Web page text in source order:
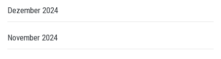
Dezember 2024
November 2024